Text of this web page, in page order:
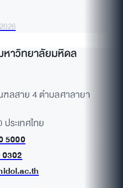
หาวิทยาลัยมหิดล
ลสาย 4 ตำบลศาลายา
ระเทศไทย
5000
0302